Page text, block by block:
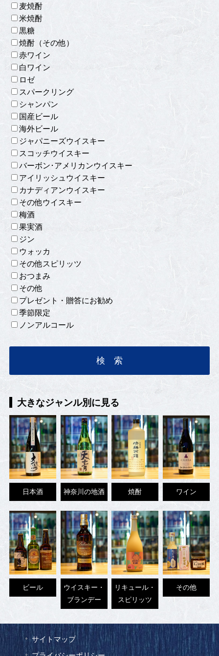
麦焼酎
米焼酎
黒糖
焼酎（その他）
赤ワイン
白ワイン
ロゼ
スパークリング
シャンパン
国産ビール
海外ビール
ジャパニーズウイスキー
スコッチウイスキー
バーボン･アメリカンウイスキー
アイリッシュウイスキー
カナディアンウイスキー
その他ウイスキー
梅酒
果実酒
ジン
ウォッカ
その他スピリッツ
おつまみ
その他
プレゼント・贈答にお勧め
季節限定
ノンアルコール
大きなジャンル別に見る
日本酒 神奈川の地酒 焼酎 ワイン
ビール
ウイスキー・
ブランデー
リキュール・
スピリッツ
その他
サイトマップ